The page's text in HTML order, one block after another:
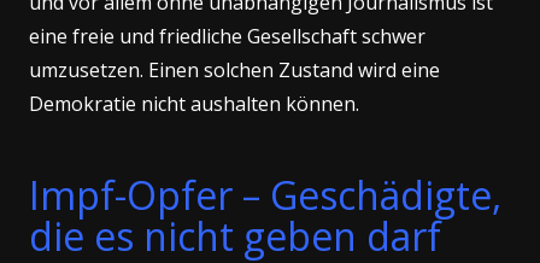
eine freie und friedliche Gesellschaft schwer
umzusetzen. Einen solchen Zustand wird eine
Demokratie nicht aushalten können.
Impf-Opfer – Geschädigte,
die es nicht geben darf